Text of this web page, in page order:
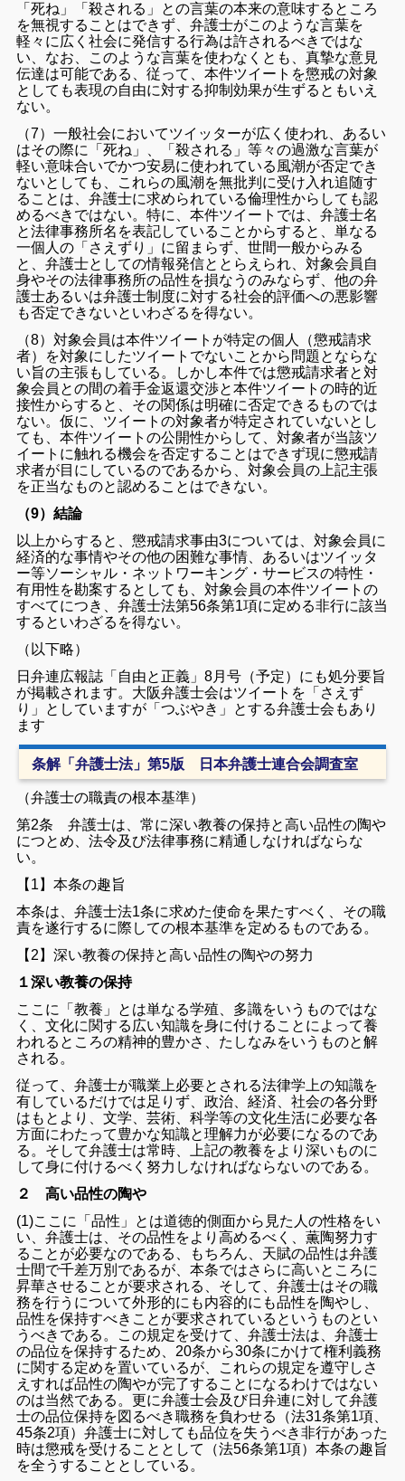
「死ね」「殺される」との言葉の本来の意味するところ
を無視することはできず、弁護士がこのような言葉を
軽々に広く社会に発信する行為は許されるべきではな
い、なお、このような言葉を使わなくとも、真摯な意見
伝達は可能である、従って、本件ツイートを懲戒の対象
としても表現の自由に対する抑制効果が生ずるともいえ
ない。
（7）一般社会においてツイッターが広く使われ、あるい
はその際に「死ね」、「殺される」等々の過激な言葉が
軽い意味合いでかつ安易に使われている風潮が否定でき
ないとしても、これらの風潮を無批判に受け入れ追随す
ることは、弁護士に求められている倫理性からしても認
めるべきではない。特に、本件ツイートでは、弁護士名
と法律事務所名を表記していることからすると、単なる
一個人の「さえずり」に留まらず、世間一般からみる
と、弁護士としての情報発信ととらえられ、対象会員自
身やその法律事務所の品性を損なうのみならず、他の弁
護士あるいは弁護士制度に対する社会的評価への悪影響
も否定できないといわざるを得ない。
（8）対象会員は本件ツイートが特定の個人（懲戒請求
者）を対象にしたツイートでないことから問題とならな
い旨の主張もしている。しかし本件では懲戒請求者と対
象会員との間の着手金返還交渉と本件ツイートの時的近
接性からすると、その関係は明確に否定できるものでは
ない。仮に、ツイートの対象者が特定されていないとし
ても、本件ツイートの公開性からして、対象者が当該ツ
イートに触れる機会を否定することはできず現に懲戒請
求者が目にしているのであるから、対象会員の上記主張
を正当なものと認めることはできない。
（9）結論
以上からすると、懲戒請求事由3については、対象会員に
経済的な事情やその他の困難な事情、あるいはツイッタ
ー等ソーシャル・ネットワーキング・サービスの特性・
有用性を勘案するとしても、対象会員の本件ツイートの
すべてにつき、弁護士法第56条第1項に定める非行に該当
するといわざるを得ない。
（以下略）
日弁連広報誌「自由と正義」8月号（予定）にも処分要旨
が掲載されます。 大阪弁護士会はツイートを「さえず
り」としていますが「つぶやき」とする弁護士会もあり
ます
条解「弁護士法」第5版 日本弁護士連合会調査室
（弁護士の職責の根本基準）
第2条 弁護士は、常に深い教養の保持と高い品性の陶や
につとめ、法令及び法律事務に精通しなければならな
い。
【1】本条の趣旨
本条は、弁護士法1条に求めた使命を果たすべく、その職
責を遂行するに際しての根本基準を定めるものである。
【2】深い教養の保持と高い品性の陶やの努力
１深い教養の保持
ここに「教養」とは単なる学殖、多識をいうものではな
く、文化に関する広い知識を身に付けることによって養
われるところの精神的豊かさ、たしなみをいうものと解
される。
従って、弁護士が職業上必要とされる法律学上の知識を
有しているだけでは足りず、政治、経済、社会の各分野
はもとより、文学、芸術、科学等の文化生活に必要な各
方面にわたって豊かな知識と理解力が必要になるのであ
る。そして弁護士は常時、上記の教養をより深いものに
して身に付けるべく努力しなければならないのである。
２ 高い品性の陶や
(1)ここに「品性」とは道徳的側面から見た人の性格をい
い、弁護士は、その品性をより高めるべく、薫陶努力す
ることが必要なのである、もちろん、天賦の品性は弁護
士間で千差万別であるが、本条ではさらに高いところに
昇華させることが要求される、そして、弁護士はその職
務を行うについて外形的にも内容的にも品性を陶やし、
品性を保持すべきことが要求されているというものとい
うべきである。この規定を受けて、弁護士法は、弁護士
の品位を保持するため、20条から30条にかけて権利義務
に関する定めを置いているが、これらの規定を遵守しさ
えすれば品性の陶やが完了することになるわけではない
のは当然である。更に弁護士会及び日弁連に対して弁護
士の品位保持を図るべき職務を負わせる（法31条第1項、
45条2項）弁護士に対しても品位を失うべき非行があった
時は懲戒を受けることとして（法56条第1項）本条の趣旨
を全うすることとしている。